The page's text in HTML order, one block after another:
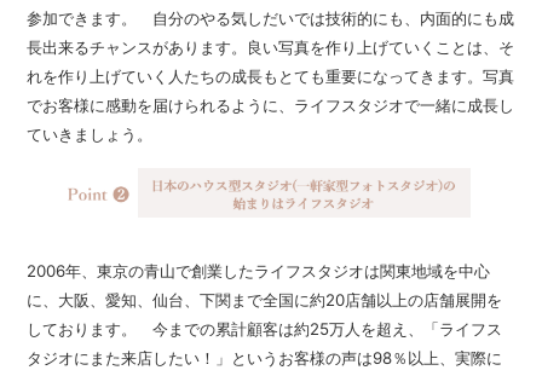
参加できます。 自分のやる気しだいでは技術的にも、内面的にも成
長出来るチャンスがあります。良い写真を作り上げていくことは、そ
れを作り上げていく人たちの成長もとても重要になってきます。写真
でお客様に感動を届けられるように、ライフスタジオで一緒に成長し
ていきましょう。
2006年、東京の青山で創業したライフスタジオは関東地域を中心
に、大阪、愛知、仙台、下関まで全国に約20店舗以上の店舗展開を
しております。 今までの累計顧客は約25万人を超え、「ライフス
タジオにまた来店したい！」というお客様の声は98％以上、実際に